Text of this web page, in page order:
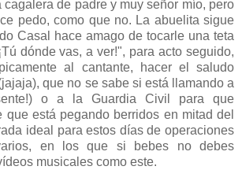
cagalera de padre y muy señor mío, pero
pedo, como que no. La abuelita sigue
Casal hace amago de tocarle una teta
dónde vas, a ver!", para acto seguido,
al cantante, hacer el saludo
que no se sabe si está llamando a
o a la Guardia Civil para que
que está pegando berridos en mitad del
ideal para estos días de operaciones
en los que si bebes no debes
musicales como este.